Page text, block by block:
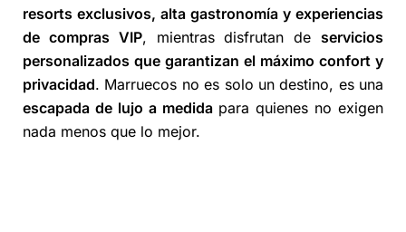
resorts exclusivos, alta gastronomía y experiencias
de compras VIP, mientras disfrutan de servicios
personalizados que garantizan el máximo confort y
privacidad. Marruecos no es solo un destino, es una
escapada de lujo a medidapara quienes no exigen
nada menos que lo mejor.